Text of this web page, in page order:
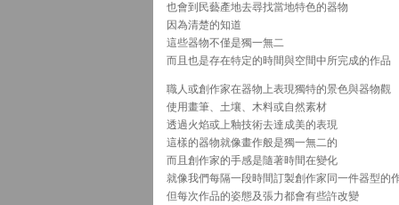
也會到民藝產地去尋找當地特色的器物
因為清楚的知道
這些器物不僅是獨一無二
而且也是存在特定的時間與空間中所完成的作品
職人或創作家在器物上表現獨特的景色與器物觀
使用畫筆、土壤、木料或自然素材
透過火焰或上釉技術去達成美的表現
這樣的器物就像畫作般是獨一無二的
而且創作家的手感是隨著時間在變化
就像我們每隔一段時間訂製創作家同一件器型的
但每次作品的姿態及張力都會有些許改變